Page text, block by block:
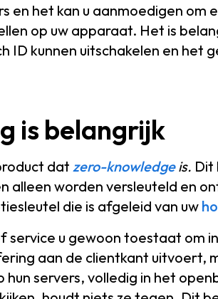
en het kan u aanmoedigen om
op uw apparaat. Het is
ID kunnen uitschakelen en het
is belangrijk
dat zero-knowledgeis. Dit
alleen worden versleuteld en
die is afgeleid van uw
service u gewoon toestaat om
aan de clientkant uitvoert,
servers, volledig in het